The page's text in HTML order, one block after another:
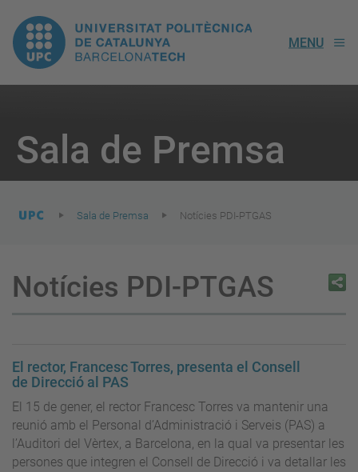
UPC.
Universitat
de
Catalunya
MENU
Sala de Premsa
here:
Sala de Premsa Notícies PDI-PTGAS
Notícies PDI-PTGAS
El rector, Francesc Torres, presenta el Consell
de Direcció al PAS
El 15 de gener, el rector Francesc Torres va mantenir una
reunió amb el Personal d’Administració i Serveis (PAS) a
l’Auditori del Vèrtex, a Barcelona, en la qual va presentar les
persones que integren el Consell de Direcció i va detallar les